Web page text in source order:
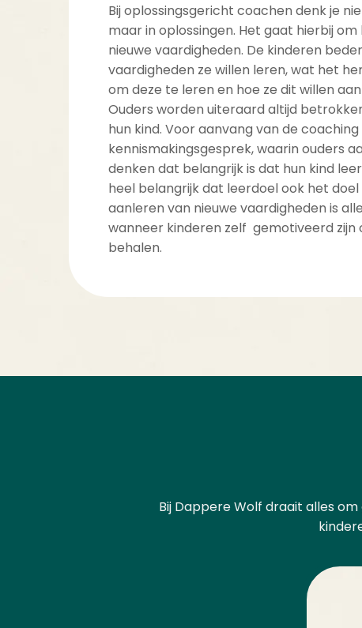
Bij oplossingsgericht coachen denk je
maar in oplossingen. Het gaat hierbij
nieuwe vaardigheden. De kinderen
vaardigheden ze willen leren, wat het
om deze te leren en hoe ze dit willen
Ouders worden uiteraard altijd
hun kind. Voor aanvang van de
kennismakingsgesprek, waarin ouders
denken dat belangrijk is dat hun kind
heel belangrijk dat leerdoel ook het doel
aanleren van nieuwe vaardigheden is
wanneer kinderen zelf gemotiveerd zijn
behalen.
Bij Dappere Wolf draait alles